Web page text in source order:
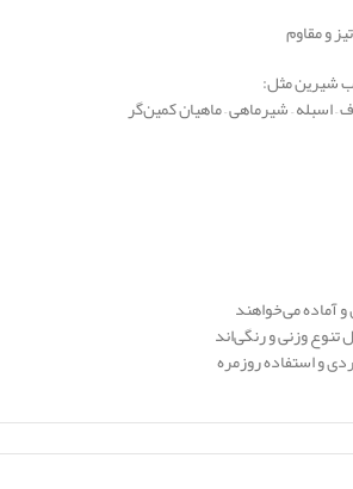
و مقاوم
شیرین مثل:
اسبله – شیرماهی – ماهیان کمین‌گر
آماده می‌خواهند
تنوع وزنی و رنگی‌اند
و استفاده روزمره